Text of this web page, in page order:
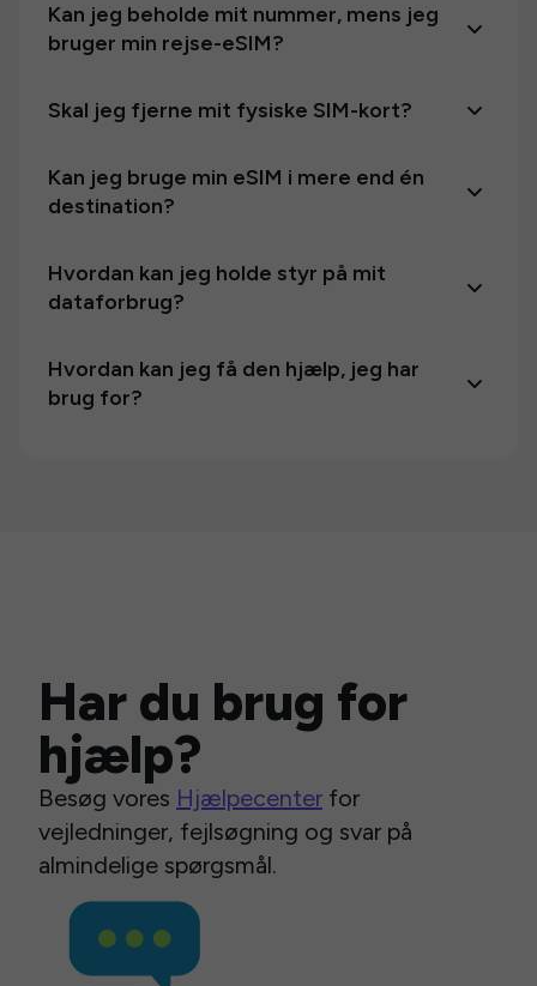
Kan jeg beholde mit nummer, mens jeg
bruger min rejse-eSIM?
Skal jeg fjerne mit fysiske SIM-kort?
Kan jeg bruge min eSIM i mere end én
destination?
Hvordan kan jeg holde styr på mit
dataforbrug?
Hvordan kan jeg få den hjælp, jeg har
brug for?
Har du brug for
hjælp?
Besøg vores Hjælpecenter for
vejledninger, fejlsøgning og svar på
almindelige spørgsmål.